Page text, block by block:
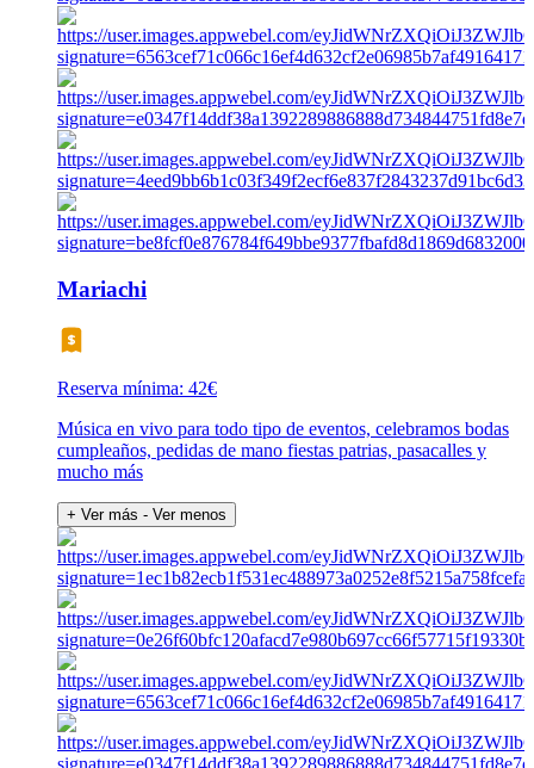
Mariachi
Reserva mínima: 42€
Música en vivo para todo tipo de eventos, celebramos bodas
cumpleaños, pedidas de mano fiestas patrias, pasacalles y
mucho más
+ Ver más - Ver menos